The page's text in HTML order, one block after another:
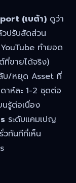
(เบต้า) ดูว่า
ปรับสัดส่วน
ทำยอด
ขายได้จริง)
บ/หยุด Asset ที่
าห์ละ 1-2 ชุดต่อ
นรู้ต่อเนื่อง
ระดับแคมเปญ
ทันทีที่เห็น